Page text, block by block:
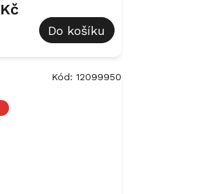
Do košíku
Kód: 12099950